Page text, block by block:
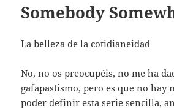
Somebody
La belleza de la cotidianeidad
No, no os preocupéis, no me ha
gafapastismo, pero es que no hay
poder definir esta serie sencilla,